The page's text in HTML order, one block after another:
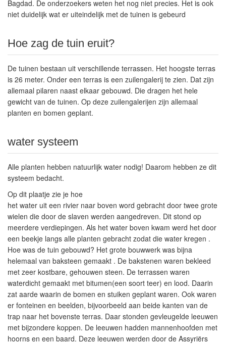
Bagdad. De onderzoekers weten het nog niet precies. Het is ook
niet duidelijk wat er uiteindelijk met de tuinen is gebeurd
Hoe zag de tuin eruit?
De tuinen bestaan uit verschillende terrassen. Het hoogste terras
is 26 meter. Onder een terras is een zuilengalerij te zien. Dat zijn
allemaal pilaren naast elkaar gebouwd. Die dragen het hele
gewicht van de tuinen. Op deze zuilengalerijen zijn allemaal
planten en bomen geplant.
water systeem
Alle planten hebben natuurlijk water nodig! Daarom hebben ze dit
systeem bedacht.
Op dit plaatje zie je hoe
het water uit een rivier naar boven word gebracht door twee grote
wielen die door de slaven werden aangedreven. Dit stond op
meerdere verdiepingen. Als het water boven kwam werd het door
een beekje langs alle planten gebracht zodat die water kregen .
Hoe was de tuin gebouwd? Het grote bouwwerk was bijna
helemaal van baksteen gemaakt . De bakstenen waren bekleed
met zeer kostbare, gehouwen steen. De terrassen waren
waterdicht gemaakt met bitumen(een soort teer) en lood. Daarin
zat aarde waarin de bomen en stuiken geplant waren. Ook waren
er fonteinen en beelden, bijvoorbeeld aan beide kanten van de
trap naar het bovenste terras. Daar stonden gevleugelde leeuwen
met bijzondere koppen. De leeuwen hadden mannenhoofden met
hoorns en een baard. Deze leeuwen werden door de Assyriërs